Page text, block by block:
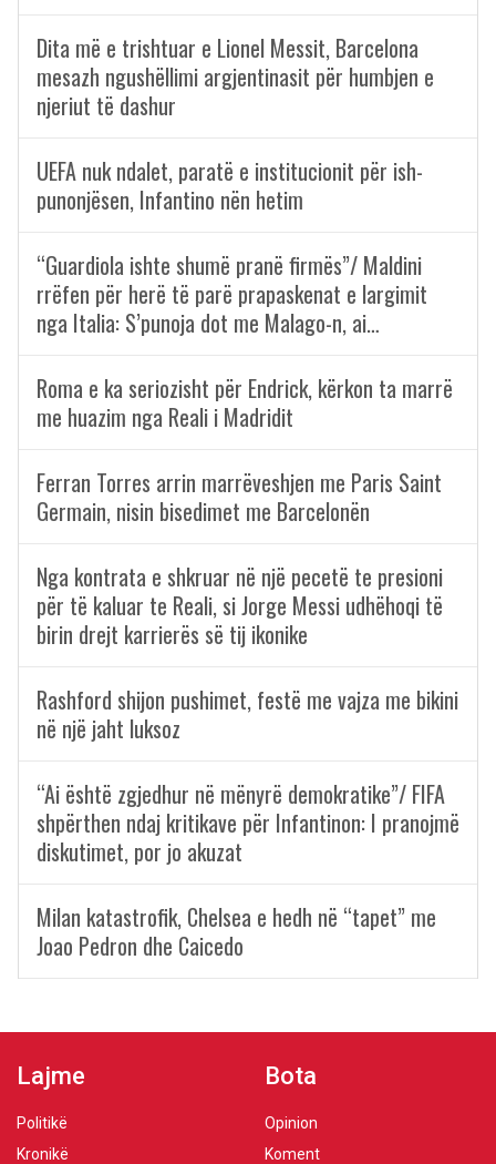
Dita më e trishtuar e Lionel Messit, Barcelona
mesazh ngushëllimi argjentinasit për humbjen e
njeriut të dashur
UEFA nuk ndalet, paratë e institucionit për ish-
punonjësen, Infantino nën hetim
“Guardiola ishte shumë pranë firmës”/ Maldini
rrëfen për herë të parë prapaskenat e largimit
nga Italia: S’punoja dot me Malago-n, ai…
Roma e ka seriozisht për Endrick, kërkon ta marrë
me huazim nga Reali i Madridit
Ferran Torres arrin marrëveshjen me Paris Saint
Germain, nisin bisedimet me Barcelonën
Nga kontrata e shkruar në një pecetë te presioni
për të kaluar te Reali, si Jorge Messi udhëhoqi të
birin drejt karrierës së tij ikonike
Rashford shijon pushimet, festë me vajza me bikini
në një jaht luksoz
“Ai është zgjedhur në mënyrë demokratike”/ FIFA
shpërthen ndaj kritikave për Infantinon: I pranojmë
diskutimet, por jo akuzat
Milan katastrofik, Chelsea e hedh në “tapet” me
Joao Pedron dhe Caicedo
Lajme
Politikë
Kronikë
Bota
Opinion
Koment